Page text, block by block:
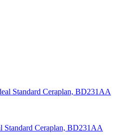
Standard Ceraplan, BD231AA